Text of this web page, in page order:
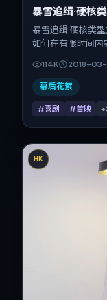
暴雪追缉·硬核
暴雪追缉·硬核类
如何在有限时间内
妮、咏梅、孙艺
片定于 2018-03-
公映，片长156分钟
114K 2018-03-
幕后花絮
#喜剧 #首映 +
HK